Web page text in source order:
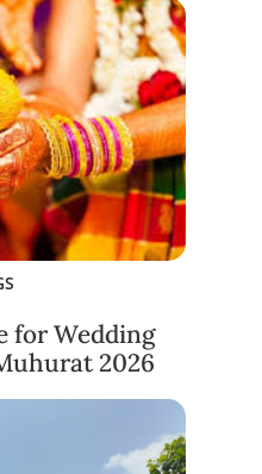
for Wedding
2026